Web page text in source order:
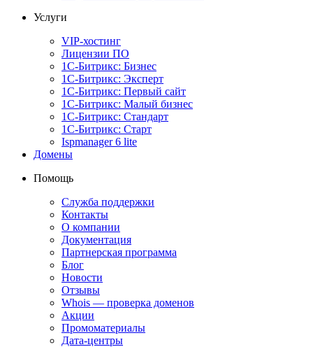
Услуги
VIP-хостинг
Лицензии ПО
1С-Битрикс: Бизнес
1С-Битрикс: Эксперт
1С-Битрикс: Первый сайт
1С-Битрикс: Малый бизнес
1С-Битрикс: Стандарт
1С-Битрикс: Старт
Ispmanager 6 lite
Домены
Помощь
Служба поддержки
Контакты
О компании
Документация
Партнерская программа
Блог
Новости
Отзывы
Whois — проверка доменов
Акции
Промоматериалы
Дата-центры